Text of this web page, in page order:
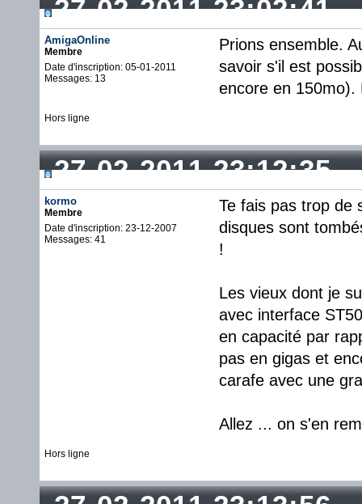
27-02-2011 23:02:41
AmigaOnline
Membre
Date d'inscription: 05-01-2011
Messages: 13
Prions ensemble.
savoir s'il est
encore en 150mo).
Hors ligne
27-02-2011 23:12:35
kormo
Membre
Date d'inscription: 23-12-2007
Messages: 41
Te fais pas trop de
disques sont
!
Les vieux dont je
avec interface
en capacité par
pas en gigas et
carafe avec une
Allez ... on s'en
Hors ligne